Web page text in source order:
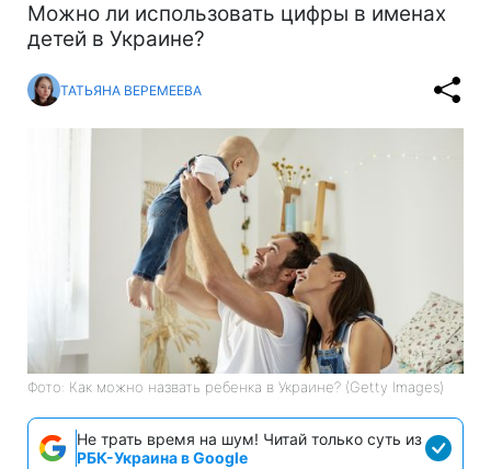
Можно ли использовать цифры в именах
детей в Украине?
ТАТЬЯНА ВЕРЕМЕЕВА
Фото: Как можно назвать ребенка в Украине? (Getty Images)
Не трать время на шум! Читай только суть из
РБК-Украина в Google